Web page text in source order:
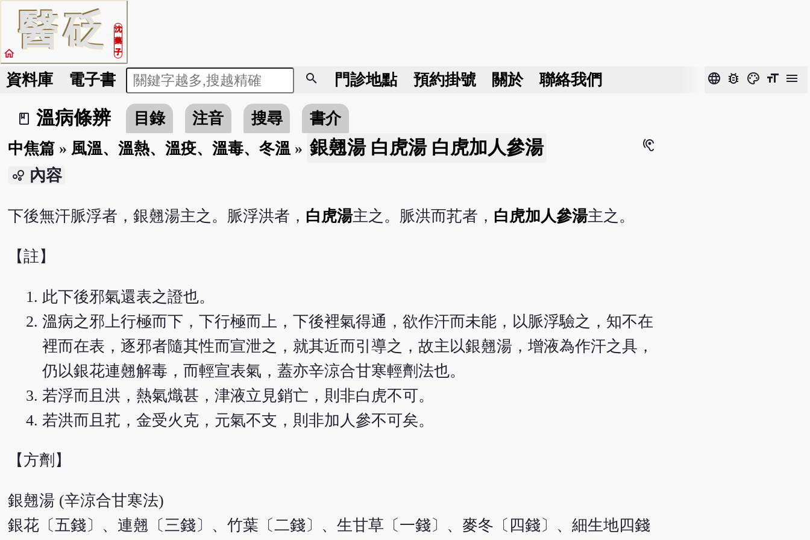
醫砭
沈
藥
子
home
資料庫 電子書 search 門診地點 預約掛號 關於 聯絡我們 language bug_report color_lens format_size menu
book_2
溫病條辨 目錄 注音 搜尋
書介
中焦篇» 風溫、溫熱、溫疫、溫毒、冬溫 » 銀翹湯 白虎湯 白虎加人參湯 hearing
bubble_chart 內容
下後無汗脈浮者，銀翹湯主之。脈浮洪者， 白虎湯主之。脈洪而芤者， 白虎加人參湯主之。
【註】
此下後邪氣還表之證也。
溫病之邪上行極而下，下行極而上，下後裡氣得通，欲作汗而未能，以脈浮驗之，知不在
裡而在表，逐邪者隨其性而宣泄之，就其近而引導之，故主以銀翹湯，增液為作汗之具，
仍以銀花連翹解毒，而輕宣表氣，蓋亦辛涼合甘寒輕劑法也。
若浮而且洪，熱氣熾甚，津液立見銷亡，則非白虎不可。
若洪而且芤，金受火克，元氣不支，則非加人參不可矣。
【方劑】
銀翹湯 (辛涼合甘寒法)
銀花〔五錢〕、連翹〔三錢〕、竹葉〔二錢〕、生甘草〔一錢〕、麥冬〔四錢〕、細生地四錢